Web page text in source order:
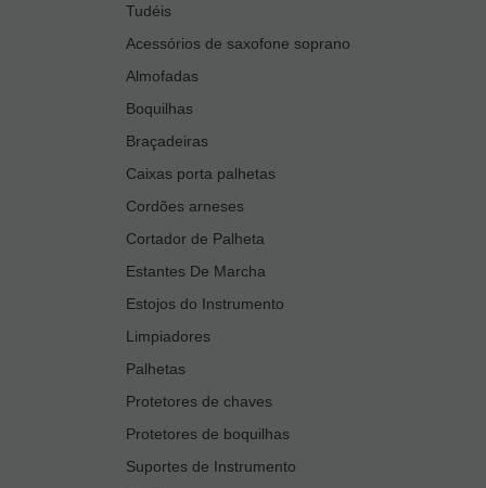
Tudéis
Acessórios de saxofone soprano
Almofadas
Boquilhas
Braçadeiras
Caixas porta palhetas
Cordões arneses
Cortador de Palheta
Estantes De Marcha
Estojos do Instrumento
Limpiadores
Palhetas
Protetores de chaves
Protetores de boquilhas
Suportes de Instrumento